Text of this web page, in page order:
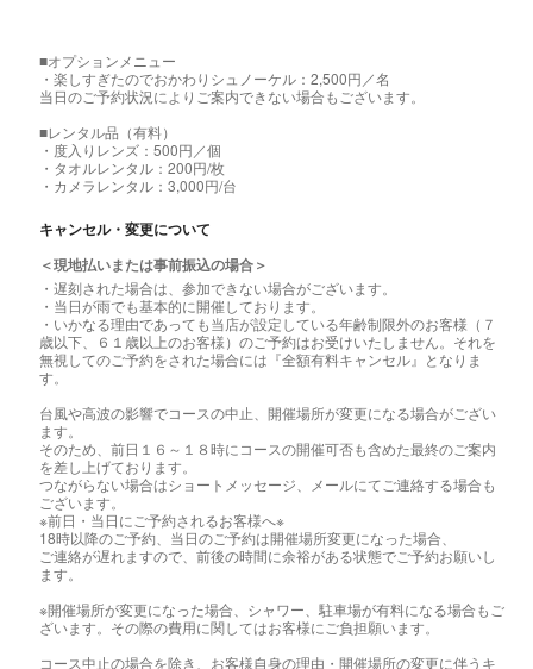
■オプションメニュー
・楽しすぎたのでおかわりシュノーケル：2,500円／名
当日のご予約状況によりご案内できない場合もございます。
■レンタル品（有料）
・度入りレンズ：500円／個
・タオルレンタル：200円/枚
・カメラレンタル：3,000円/台
キャンセル・変更について
＜現地払いまたは事前振込の場合＞
・遅刻された場合は、参加できない場合がございます。
・当日が雨でも基本的に開催しております。
・いかなる理由であっても当店が設定している年齢制限外のお客様（７
歳以下、６１歳以上のお客様）のご予約はお受けいたしません。それを
無視してのご予約をされた場合には『全額有料キャンセル』となりま
す。
台風や高波の影響でコースの中止、開催場所が変更になる場合がござい
ます。
そのため、前日１６～１８時にコースの開催可否も含めた最終のご案内
を差し上げております。
つながらない場合はショートメッセージ、メールにてご連絡する場合も
ございます。
※前日・当日にご予約されるお客様へ※
18時以降のご予約、当日のご予約は開催場所変更になった場合、
ご連絡が遅れますので、前後の時間に余裕がある状態でご予約お願いし
ます。
※開催場所が変更になった場合、シャワー、駐車場が有料になる場合もご
ざいます。その際の費用に関してはお客様にご負担願います。
コース中止の場合を除き、お客様自身の理由・開催場所の変更に伴うキ